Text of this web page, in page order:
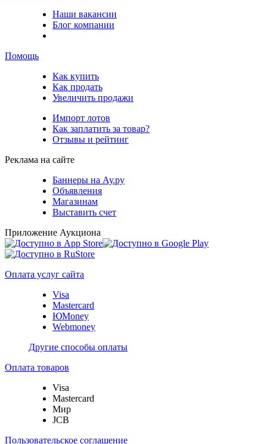
Наши вакансии
Блог компании
Помощь
Как купить
Как продать
Увеличить продажи
Импорт лотов
Как заплатить за товар?
Отзывы и рейтинг
Реклама на сайте
Баннеры на Ау.ру
Объявления
Магазинам
Выставить счет
Приложение Аукциона
Оплата услуг сайта
Visa
Mastercard
ЮMoney
Webmoney
Другие способы оплаты
Оплата товаров
Visa
Mastercard
Мир
JCB
Пользовательское соглашение